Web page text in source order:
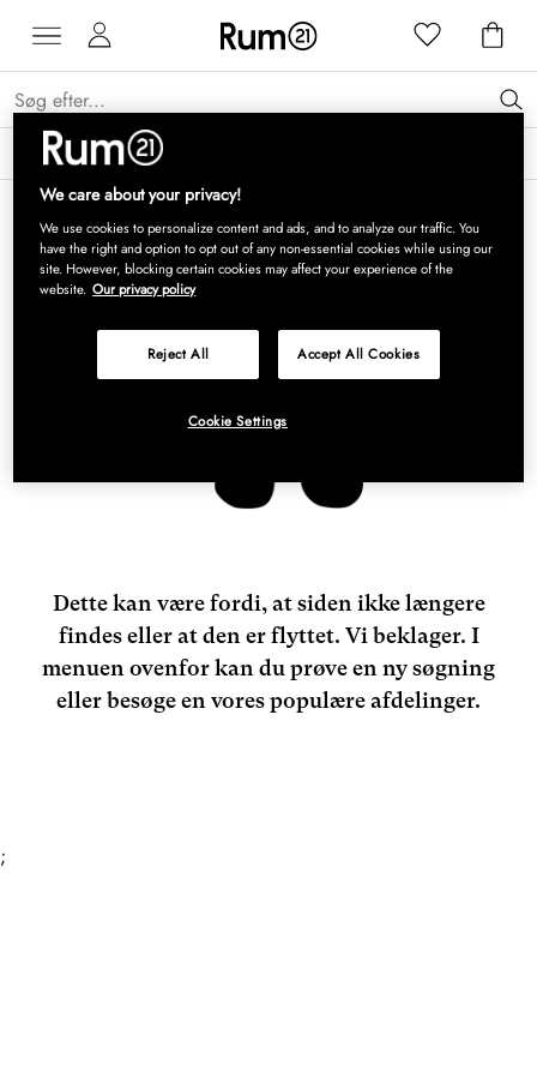
Få 15 % på Grythyttan Stålmöbler* →
Dette kan være fordi, at siden ikke længere
findes eller at den er flyttet. Vi beklager. I
menuen ovenfor kan du prøve en ny søgning
eller besøge en vores populære afdelinger.
;
We care about your privacy!
We use cookies to personalize content and ads, and to analyze our traffic. You
have the right and option to opt out of any non-essential cookies while using our
site. However, blocking certain cookies may affect your experience of the
website. Our privacy policy
Reject All Accept All Cookies
Cookie Settings